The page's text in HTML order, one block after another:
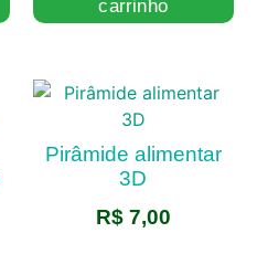
carrinho
Pirâmide alimentar
3D
R$7,00